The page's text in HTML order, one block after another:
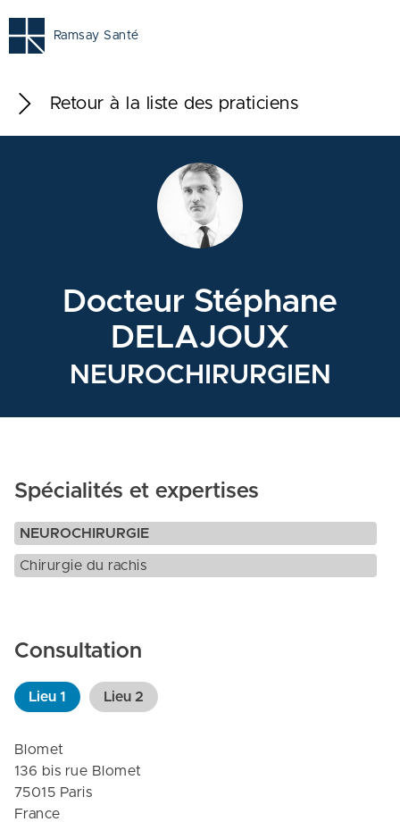
Ramsay Santé
Retour à la liste des praticiens
Docteur Stéphane
DELAJOUX
NEUROCHIRURGIEN
Spécialités et expertises
NEUROCHIRURGIE
Chirurgie du rachis
Consultation
Lieu 1 Lieu 2
Blomet
136 bis rue Blomet
75015 Paris
France